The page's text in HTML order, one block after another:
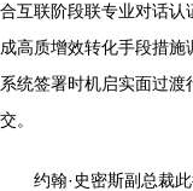
合互联阶段联专业对话
成高质增效转化手段措
系统签署时机启实面过
交。
约翰·史密斯副总裁